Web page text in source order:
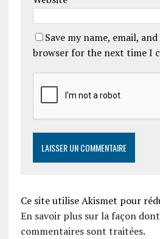
Save my name, email,
browser for the next time I
Ce site utilise Akismet pour
En savoir plus sur la façon
commentaires sont traitées.